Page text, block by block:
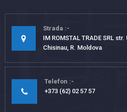
Strada
IM ROMSTAL TRADE SRL
Chisinau, R. Moldova
Telefon
+373 (62) 02 57 57